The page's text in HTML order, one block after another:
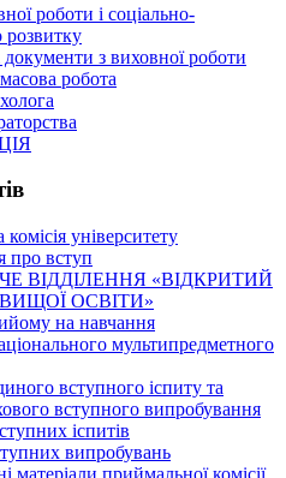
роботи і соціально-
розвитку
з виховної роботи
робота
університету
про вступ
ВІДДІЛЕННЯ «ВІДКРИТИЙ
ОСВІТИ»
на навчання
мультипредметного
вступного іспиту та
вступного випробування
іспитів
випробувань
матеріали приймальної комісії